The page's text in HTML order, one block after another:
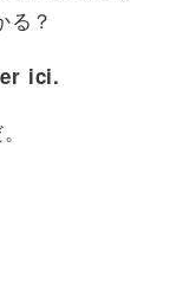
？
ici.